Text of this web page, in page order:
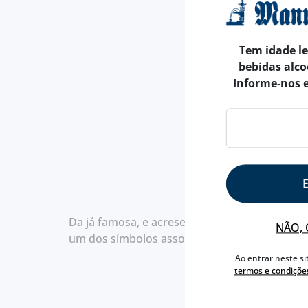
Da já famosa, e acresentamos, muito
um dos símbolos associados a Portugal, a
Tem idade
bebidas
Informe-nos
NÃO,
Ao entrar neste
termos e